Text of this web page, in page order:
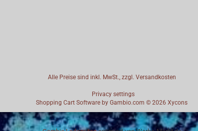
Alle Preise sind inkl. MwSt., zzgl. Versandkosten
Privacy settings
Shopping Cart Software by Gambio.com © 2026 Xycons